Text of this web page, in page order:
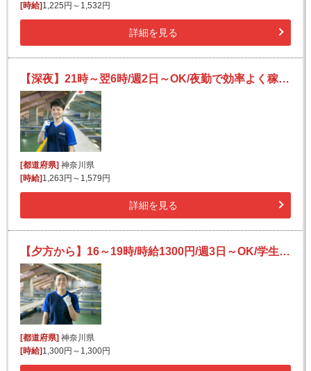
[時給] 1,225円～1,532円
詳細を見る
【深夜】21時～翌6時/週2日～OK/夜勤で効率よく稼げる/宅配便のカンタン仕分け作業/未経験歓迎
[都道府県] 神奈川県
[時給] 1,263円～1,579円
詳細を見る
【夕方から】16～19時/時給1300円/週3日～OK/学生さん、副業大歓迎◎/簡単荷物仕分け
[都道府県]神奈川県
[時給]1,300円～1,300円